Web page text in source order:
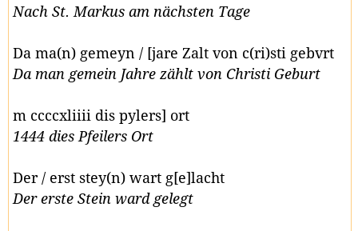
Nach St. Markus am nächsten Tage
Da ma(n) gemeyn / [jare Zalt von c(ri)sti gebvrt
Da man gemein Jahre zählt von Christi Geburt
m ccccxliiii dis pylers] ort
1444 dies Pfeilers Ort
Der / erst stey(n) wart g[e]lacht
Der erste Stein ward gelegt